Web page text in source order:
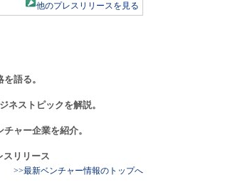
他のプレスリリースを見る
語る。
ネストピックを解説。
ャー企業を紹介。
スリリース
>>最新ベンチャー情報のトップへ